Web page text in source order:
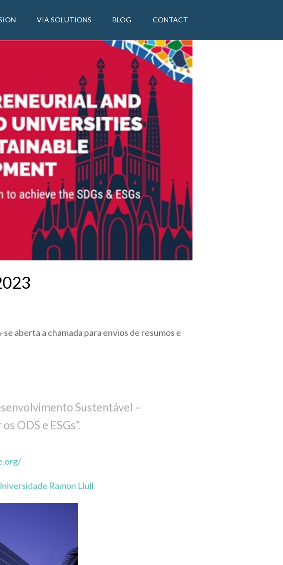
VIA SOLUTIONS BLOG CONTACT
aberta a chamada para envios de resumos e
Sustentável –
ODS e ESGs”.
Ramon Llull